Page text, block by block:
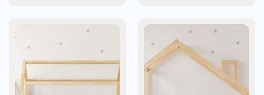
här
produkten
flera
varianter.
Den
produkten
har
flera